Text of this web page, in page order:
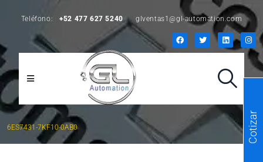
Teléfono: +52 477 627 5240 glventas1@gl-automation.com
6ES7431-7KF10-0AB0 Cotizar